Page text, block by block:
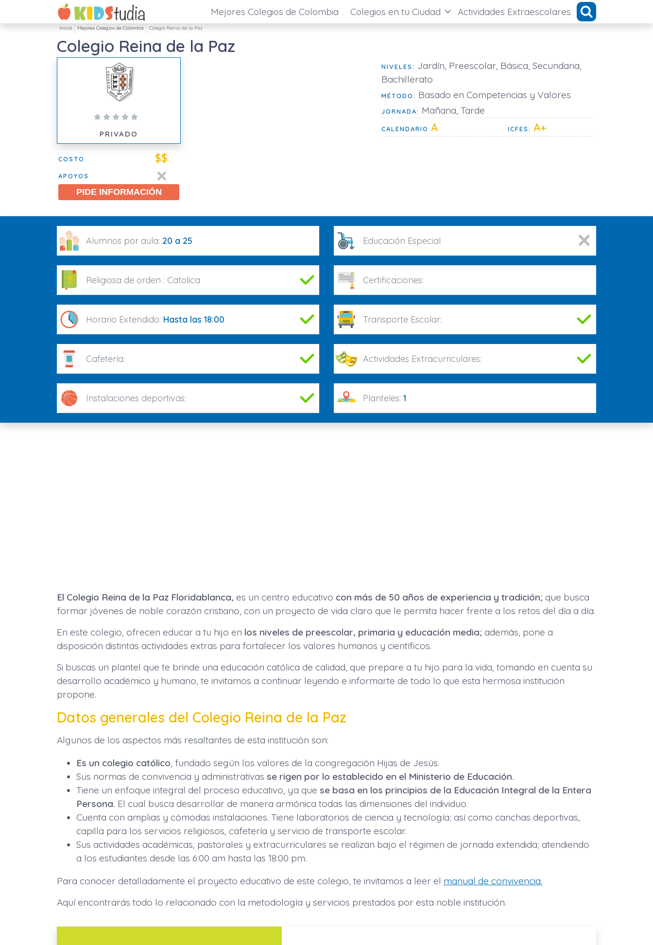
Mejores Colegios de Colombia Colegios en tu Ciudad Actividades Extraescolares
Inicio Mejores Colegios de Colombia Colegio Reina de la Paz
Colegio Reina de la Paz
PRIVADO
COSTO $$
APOYOS
PIDE INFORMACIÓN
NIVELES: Jardín, Preescolar, Básica, Secundaria,
Bachillerato
MÉTODO: Basado en Competencias y Valores
JORNADA: Mañana, Tarde
CALENDARIO A ICFES: A+
Alumnos por aula: 20 a 25 Educación Especial
Religiosa de orden : Catolica Certificaciones:
Horario Extendido: Hasta las 18:00 Transporte Escolar:
Cafetería: Actividades Extracurriculares:
Instalaciones deportivas: Planteles: 1
El Colegio Reina de la Paz Floridablanca, es un centro educativo con más de 50 años de experiencia y tradición; que busca
formar jóvenes de noble corazón cristiano, con un proyecto de vida claro que le permita hacer frente a los retos del día a día.
En este colegio, ofrecen educar a tu hijo en los niveles de preescolar, primaria y educación media; además, pone a
disposición distintas actividades extras para fortalecer los valores humanos y científicos.
Si buscas un plantel que te brinde una educación católica de calidad, que prepare a tu hijo para la vida, tomando en cuenta su
desarrollo académico y humano, te invitamos a continuar leyendo e informarte de todo lo que esta hermosa institución
propone.
Datos generales del Colegio Reina de la Paz
Algunos de los aspectos más resaltantes de esta institución son:
Es un colegio católico, fundado según los valores de la congregación Hijas de Jesús.
Sus normas de convivencia y administrativas se rigen por lo establecido en el Ministerio de Educación.
Tiene un enfoque integral del proceso educativo, ya que se basa en los principios de la Educación Integral de la Entera
Persona. El cual busca desarrollar de manera armónica todas las dimensiones del individuo.
Cuenta con amplias y cómodas instalaciones. Tiene laboratorios de ciencia y tecnología; así como canchas deportivas,
capilla para los servicios religiosos, cafetería y servicio de transporte escolar.
Sus actividades académicas, pastorales y extracurriculares se realizan bajo el régimen de jornada extendida; atendiendo
a los estudiantes desde las 6:00 am hasta las 18:00 pm.
Para conocer detalladamente el proyecto educativo de este colegio, te invitamos a leer el manual de convivencia.
Aquí encontrarás todo lo relacionado con la metodología y servicios prestados por esta noble institución.